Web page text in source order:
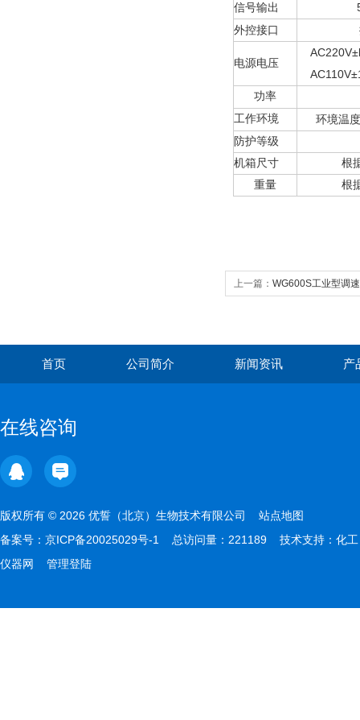
信号输出
外控接口
电源电压
AC11
功率
工作环境
环境温
防护等级
机箱尺寸
根
重量
根
上一篇： WG600S工业型调
首页 公司简介 新闻资讯 产
在线咨询
版权所有 © 2026 优誓（北京）生物技术有限公司 站点地图
备案号： 京ICP备20025029号-1 总访问量：221189 技术支持： 化工
仪器网
管理登陆